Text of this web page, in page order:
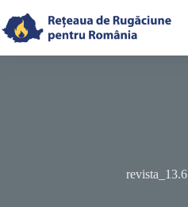
to
content
revista_13.6